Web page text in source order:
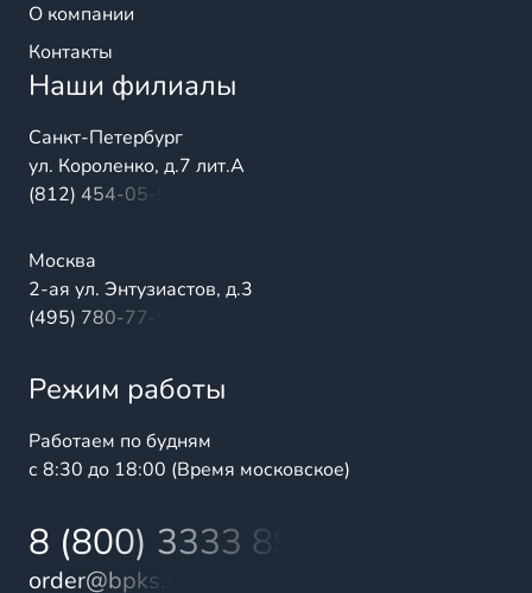
О компании
Контакты
Наши филиалы
Санкт-Петербург
ул. Короленко, д.7 лит.А
(812) 454-05-54
Москва
2-ая ул. Энтузиастов, д.3
(495) 780-77-98
Режим работы
Работаем по будням
с 8:30 до 18:00 (Время московское)
8 (800) 3333 899
order@bpks.ru